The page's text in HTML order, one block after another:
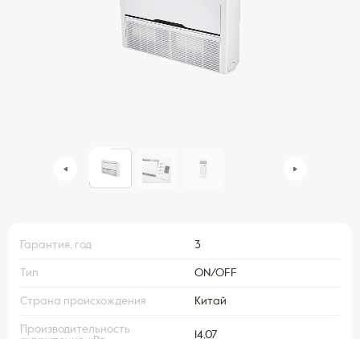
Гарантия, год 3
Тип ON/OFF
Страна происхождения Китай
Производительность
14,07